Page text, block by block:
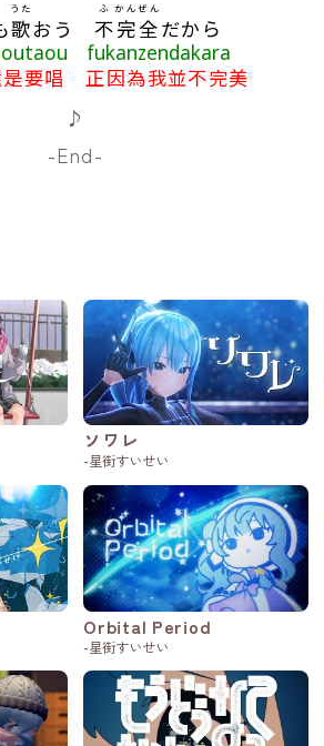
歌
うた
おう 不
ふ
完全
かんぜん
だから
fukanzendakara
是要唱 正因為我並不完美
♪
-End-
ソワレ
-星街すいせい
Orbital Period
-星街すいせい